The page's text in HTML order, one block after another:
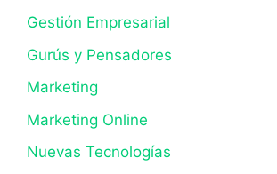
Gestión Empresarial
Gurús y Pensadores
Marketing
Marketing Online
Nuevas Tecnologías